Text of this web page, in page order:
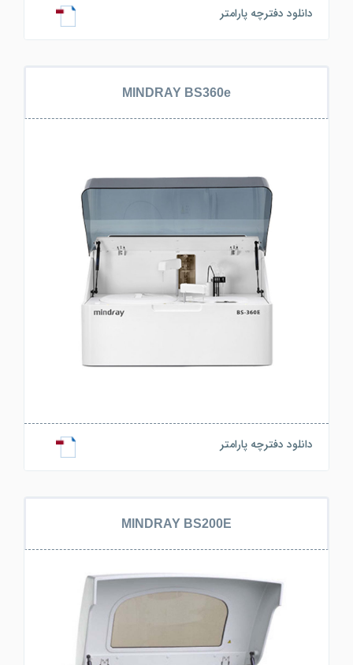
دانلود دفترچه پارامتر
MINDRAY BS360e
دانلود دفترچه پارامتر
MINDRAY BS200E